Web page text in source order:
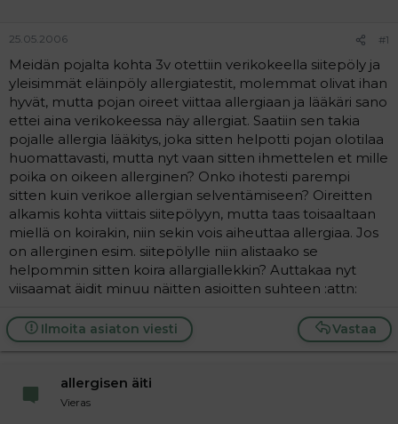
t
u
n
a
l
o
i
t
t
a
j
a
n
v
i
e
s
i
25.05.2006 #1
Meidän pojalta kohta 3v otettiin verikokeella siitepöly ja
yleisimmät eläinpöly allergiatestit, molemmat olivat ihan
hyvät, mutta pojan oireet viittaa allergiaan ja lääkäri sano
ettei aina verikokeessa näy allergiat. Saatiin sen takia
pojalle allergia lääkitys, joka sitten helpotti pojan olotilaa
huomattavasti, mutta nyt vaan sitten ihmettelen et mille
poika on oikeen allerginen? Onko ihotesti parempi
sitten kuin verikoe allergian selventämiseen? Oireitten
alkamis kohta viittais siitepölyyn, mutta taas toisaaltaan
miellä on koirakin, niin sekin vois aiheuttaa allergiaa. Jos
on allerginen esim. siitepölylle niin alistaako se
helpommin sitten koira allargiallekkin? Auttakaa nyt
viisaamat äidit minuu näitten asioitten suhteen :attn:
Vastaa
Ilmoita asiaton viesti
allergisen äiti
Vieras